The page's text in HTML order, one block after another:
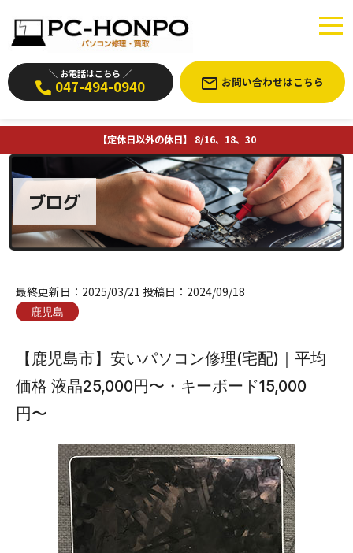
＼ お電話はこちら ／
047-494-0940 お問い合わせはこちら
【定休日以外の休日】 8/16、18、30
ブログ
最終更新日： 2025/03/21 投稿日： 2024/09/18
鹿児島
【鹿児島市】安いパソコン修理(宅配)｜平均
価格 液晶25,000円〜・キーボード15,000
円〜